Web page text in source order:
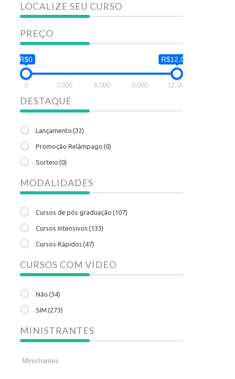
LOCALIZE SEU CURSO
PREÇO
R$0 R$12,000
0 3,000 6,000 9,000 12,000
DESTAQUE
Lançamento (32)
Promoção Relâmpago (0)
Sorteio (0)
MODALIDADES
Cursos de pós graduação (107)
Cursos Intensivos (133)
Cursos Rápidos (47)
CURSOS COM VÍDEO
Não (34)
SIM (273)
MINISTRANTES